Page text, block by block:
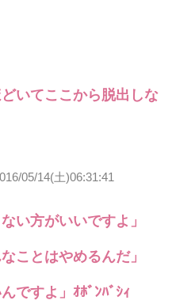
いてここから脱出しな
05/14(土)06:31:41
い方がいいですよ」
ことはやめるんだ」
ですよ」ｵﾎﾞﾝﾊﾞｼｨ